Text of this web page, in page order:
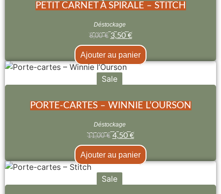
PETIT CARNET À SPIRALE – STITCH
Déstockage
8,00€ 3,50 €
Ajouter au panier
Sale
PORTE-CARTES – WINNIE L’OURSON
Déstockage
11,00€ 4,50 €
Ajouter au panier
Sale